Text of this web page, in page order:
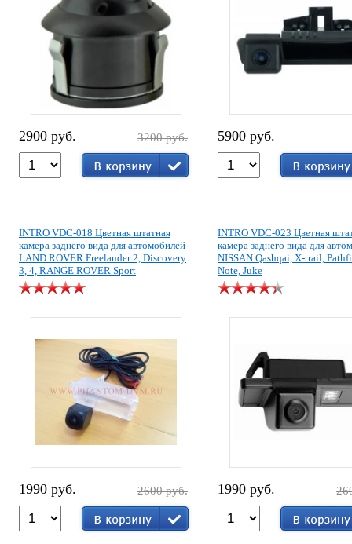
2900 руб. 3200 руб. 5900 руб.
INTRO VDC-018 Цветная штатная
камера заднего вида для автомобилей
LAND ROVER Freelander 2, Discovery
3, 4, RANGE ROVER Sport
1990 руб. 2600 руб.
INTRO VDC-023 Цветная
камера заднего вида для
NISSAN Qashqai, X-trail,
Note, Juke
1990 руб.